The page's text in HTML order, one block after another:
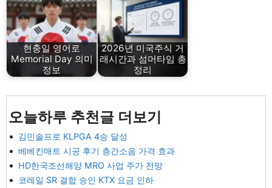
현충일 영어로
Memorial Day 의미
정보
2026년 미국주식 거
래시간과 섬머타임 총
정리
오늘하루 추천글 더보기
김민솔프로 KLPGA 4승 달성
베베킨매트 시공 후기 층간소음 가격 효과
HD한국조선해양 MRO 사업 주가 전망
코레일 SR 결합 승인 KTX 요금 인하